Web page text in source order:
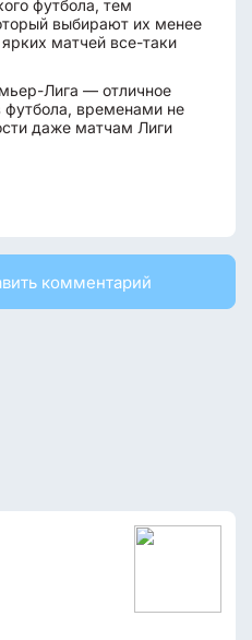
футбола, тем
выбирают их менее
матчей все-таки
Лига — отличное
футбола, временами не
даже матчам Лиги
комментарий